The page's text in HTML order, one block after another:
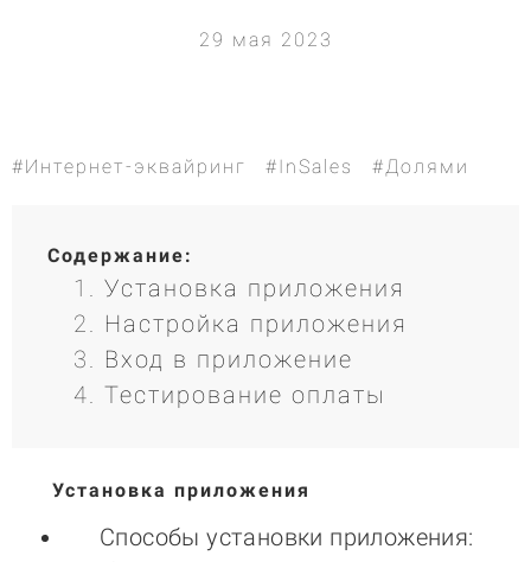
29 мая 2023
#Интернет-эквайринг #InSales #Долями
Содержание:
Установка приложения
Настройка приложения
Вход в приложение
Тестирование оплаты
Установка приложения
Способы установки приложения: